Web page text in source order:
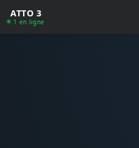
ATTO 3
1 en ligne